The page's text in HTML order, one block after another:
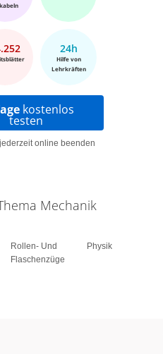
24h
Hilfe von
Lehrkräften
kostenlos
testen
online beenden
Mechanik
Rollen- Und
Flaschenzüge
Physik